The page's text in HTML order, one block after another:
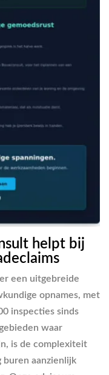
helpt bij
een uitgebreide
opnames, met
inspecties sinds
waar
is de complexiteit
buren aanzienlijk